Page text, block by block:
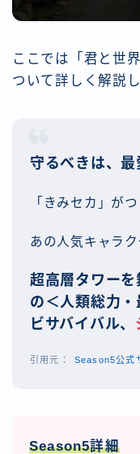
ここでは「君と世
ついて詳しく解説
守るべきは、
「きみセカ」が
あの人気キャラ
超高層タワー
の＜人類総力
ビサバイバル、
Season5公式
Season5詳細